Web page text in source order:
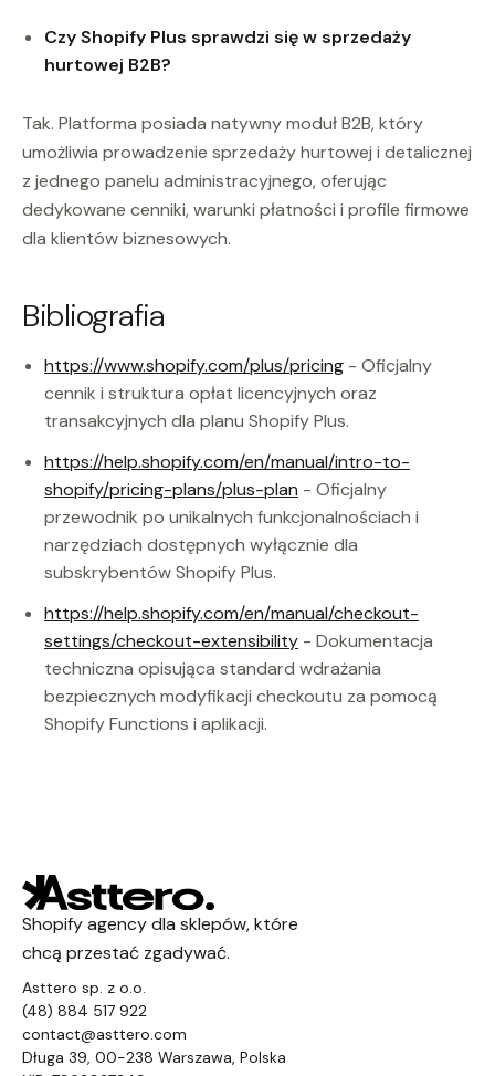
Czy Shopify Plus sprawdzi się w sprzedaży
hurtowej B2B?
Tak. Platforma posiada natywny moduł B2B, który
umożliwia prowadzenie sprzedaży hurtowej i detalicznej
z jednego panelu administracyjnego, oferując
dedykowane cenniki, warunki płatności i profile firmowe
dla klientów biznesowych.
Bibliografia
https://www.shopify.com/plus/pricing - Oficjalny
cennik i struktura opłat licencyjnych oraz
transakcyjnych dla planu Shopify Plus.
https://help.shopify.com/en/manual/intro-to-
shopify/pricing-plans/plus-plan - Oficjalny
przewodnik po unikalnych funkcjonalnościach i
narzędziach dostępnych wyłącznie dla
subskrybentów Shopify Plus.
https://help.shopify.com/en/manual/checkout-
settings/checkout-extensibility - Dokumentacja
techniczna opisująca standard wdrażania
bezpiecznych modyfikacji checkoutu za pomocą
Shopify Functions i aplikacji.
Shopify agency dla sklepów, które
chcą przestać zgadywać.
Asttero sp. z o.o.
(48) 884 517 922
contact@asttero.com
Długa 39, 00-238 Warszawa, Polska